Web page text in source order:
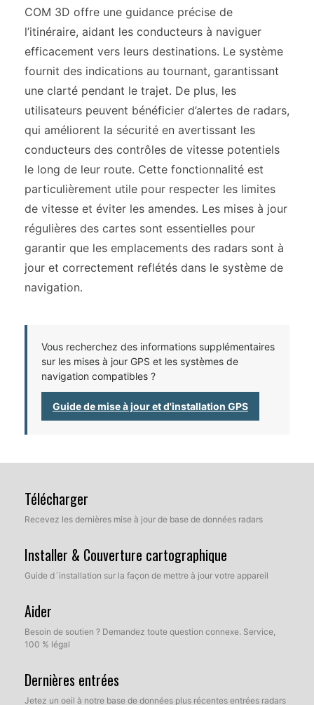
COM 3D offre une guidance précise de
l’itinéraire, aidant les conducteurs à naviguer
efficacement vers leurs destinations. Le système
fournit des indications au tournant, garantissant
une clarté pendant le trajet. De plus, les
utilisateurs peuvent bénéficier d’alertes de radars,
qui améliorent la sécurité en avertissant les
conducteurs des contrôles de vitesse potentiels
le long de leur route. Cette fonctionnalité est
particulièrement utile pour respecter les limites
de vitesse et éviter les amendes. Les mises à jour
régulières des cartes sont essentielles pour
garantir que les emplacements des radars sont à
jour et correctement reflétés dans le système de
navigation.
Vous recherchez des informations supplémentaires
sur les mises à jour GPS et les systèmes de
navigation compatibles ?
Guide de mise à jour et d'installation GPS
Télécharger
Recevez les dernières mise à jour de base de données radars
Installer & Couverture cartographique
Guide d´installation sur la façon de mettre à jour votre appareil
Aider
Besoin de soutien ? Demandez toute question connexe. Service,
100 % légal
Dernières entrées
Jetez un oeil à notre base de données plus récentes entrées radars